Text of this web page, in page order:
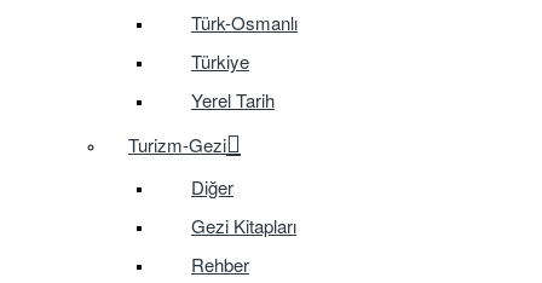
Türk-Osmanlı
Türkiye
Yerel Tarih
Turizm-Gezi
Diğer
Gezi Kitapları
Rehber